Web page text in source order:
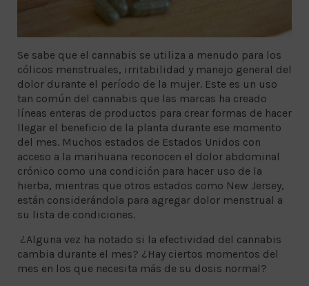
Se sabe que el cannabis se utiliza a menudo para los
cólicos menstruales, irritabilidad y manejo general del
dolor durante el período de la mujer. Este es un uso
tan común del cannabis que las marcas ha creado
líneas enteras de productos para crear formas de hacer
llegar el beneficio de la planta durante ese momento
del mes. Muchos estados de Estados Unidos con
acceso a la marihuana reconocen el dolor abdominal
crónico como una condición para hacer uso de la
hierba, mientras que otros estados como New Jersey,
están considerándola para agregar dolor menstrual a
su lista de condiciones.
¿Alguna vez ha notado si la efectividad del cannabis
cambia durante el mes? ¿Hay ciertos momentos del
mes en los que necesita más de su dosis normal?